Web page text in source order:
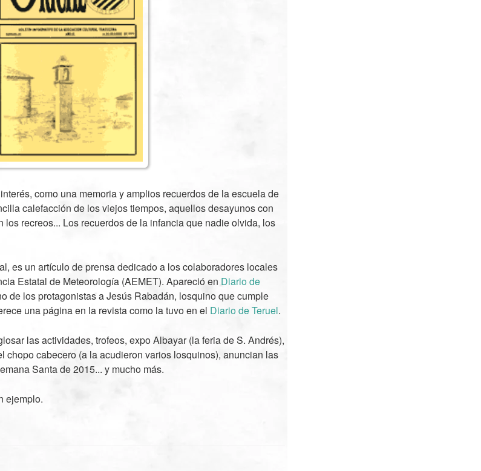
como una memoria y amplios recuerdos de la escuela de
calefacción de los viejos tiempos, aquellos desayunos con
los recreos... Los recuerdos de la infancia que nadie olvida, los
es un artículo de prensa dedicado a los colaboradores locales
Estatal de Meteorología (AEMET). Apareció en Diario de
de los protagonistas a Jesús Rabadán, losquino que cumple
una página en la revista como la tuvo en el Diario de Teruel.
las actividades, trofeos, expo Albayar (la feria de S. Andrés),
chopo cabecero (a la acudieron varios losquinos), anuncian las
Santa de 2015... y mucho más.
ejemplo.